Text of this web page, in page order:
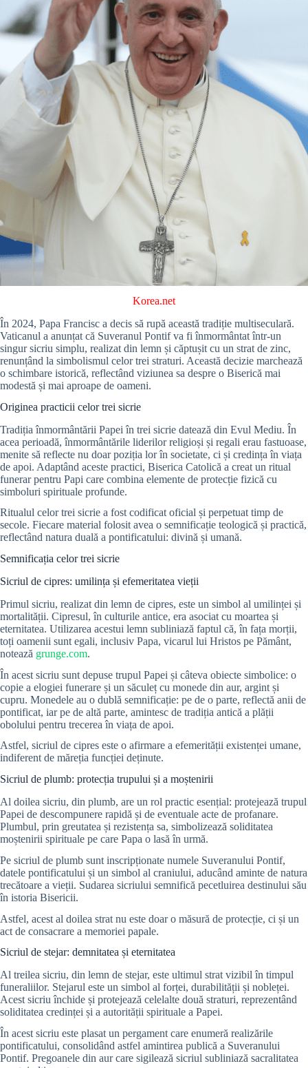
Korea.net
În 2024, Papa Francisc a decis să rupă această tradiție multiseculară.
Vaticanul a anunțat că Suveranul Pontif va fi înmormântat într-un
singur sicriu simplu, realizat din lemn și căptușit cu un strat de zinc,
renunțând la simbolismul celor trei straturi. Această decizie marchează
o schimbare istorică, reflectând viziunea sa despre o Biserică mai
modestă și mai aproape de oameni.
Originea practicii celor trei sicrie
Tradiția înmormântării Papei în trei sicrie datează din Evul Mediu. În
acea perioadă, înmormântările liderilor religioși și regali erau fastuoase,
menite să reflecte nu doar poziția lor în societate, ci și credința în viața
de apoi. Adaptând aceste practici, Biserica Catolică a creat un ritual
funerar pentru Papi care combina elemente de protecție fizică cu
simboluri spirituale profunde.
Ritualul celor trei sicrie a fost codificat oficial și perpetuat timp de
secole. Fiecare material folosit avea o semnificație teologică și practică,
reflectând natura duală a pontificatului: divină și umană.
Semnificația celor trei sicrie
Sicriul de cipres: umilința și efemeritatea vieții
Primul sicriu, realizat din lemn de cipres, este un simbol al umilinței și
mortalității. Cipresul, în culturile antice, era asociat cu moartea și
eternitatea. Utilizarea acestui lemn subliniază faptul că, în fața morții,
toți oamenii sunt egali, inclusiv Papa, vicarul lui Hristos pe Pământ,
notează grunge.com.
În acest sicriu sunt depuse trupul Papei și câteva obiecte simbolice: o
copie a elogiei funerare și un săculeț cu monede din aur, argint și
cupru. Monedele au o dublă semnificație: pe de o parte, reflectă anii de
pontificat, iar pe de altă parte, amintesc de tradiția antică a plății
obolului pentru trecerea în viața de apoi.
Astfel, sicriul de cipres este o afirmare a efemerității existenței umane,
indiferent de măreția funcției deținute.
Sicriul de plumb: protecția trupului și a moștenirii
Al doilea sicriu, din plumb, are un rol practic esențial: protejează trupul
Papei de descompunere rapidă și de eventuale acte de profanare.
Plumbul, prin greutatea și rezistența sa, simbolizează soliditatea
moștenirii spirituale pe care Papa o lasă în urmă.
Pe sicriul de plumb sunt inscripționate numele Suveranului Pontif,
datele pontificatului și un simbol al craniului, aducând aminte de natura
trecătoare a vieții. Sudarea sicriului semnifică pecetluirea destinului său
în istoria Bisericii.
Astfel, acest al doilea strat nu este doar o măsură de protecție, ci și un
act de consacrare a memoriei papale.
Sicriul de stejar: demnitatea și eternitatea
Al treilea sicriu, din lemn de stejar, este ultimul strat vizibil în timpul
funeraliilor. Stejarul este un simbol al forței, durabilității și nobleței.
Acest sicriu închide și protejează celelalte două straturi, reprezentând
soliditatea credinței și a autorității spirituale a Papei.
În acest sicriu este plasat un pergament care enumeră realizările
pontificatului, consolidând astfel amintirea publică a Suveranului
Pontif. Pregoanele din aur care sigilează sicriul subliniază sacralitatea